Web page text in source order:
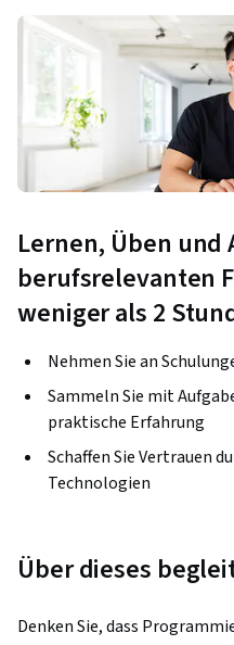
Lernen, Üben und
berufsrelevanten
weniger als 2
Nehmen Sie an
Sammeln Sie mit
praktische Erfahrung
Schaffen Sie Vertrauen
Technologien
Über dieses
Denken Sie, dass